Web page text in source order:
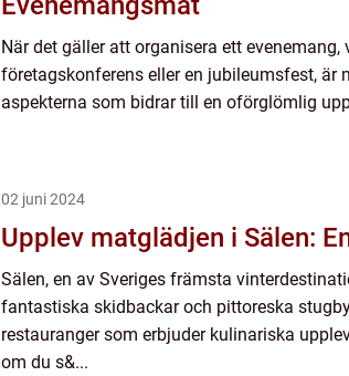
När det gäller att organisera ett evenemang,
företagskonferens eller en jubileumsfest, är
aspekterna som bidrar till en oförglömlig
02 juni 2024
Upplev matglädjen i Sälen:
Sälen, en av Sveriges främsta
fantastiska skidbackar och pittoreska
restauranger som erbjuder kulinariska
om du s&...